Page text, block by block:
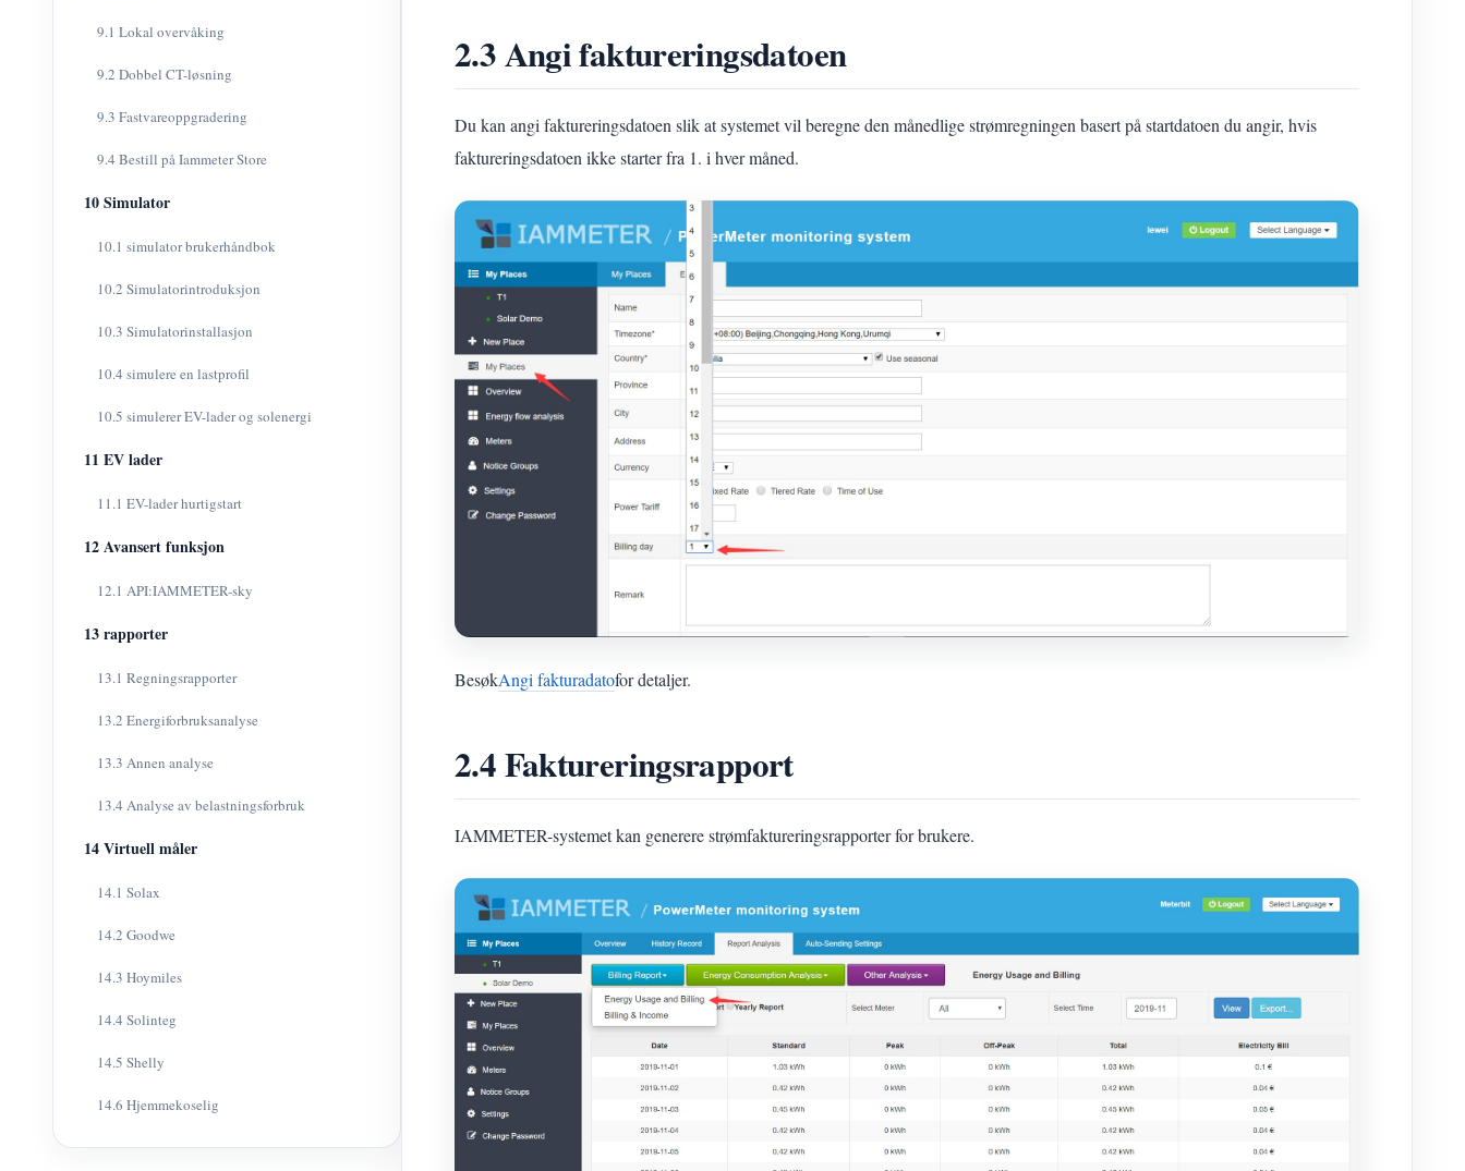
9.1 Lokal overvåking
9.2 Dobbel CT-løsning
9.3 Fastvareoppgradering
9.4 Bestill på Iammeter Store
10 Simulator
10.1 simulator brukerhåndbok
10.2 Simulatorintroduksjon
10.3 Simulatorinstallasjon
10.4 simulere en lastprofil
10.5 simulerer EV-lader og solenergi
11 EV lader
11.1 EV-lader hurtigstart
12 Avansert funksjon
12.1 API:IAMMETER-sky
13 rapporter
13.1 Regningsrapporter
13.2 Energiforbruksanalyse
13.3 Annen analyse
13.4 Analyse av belastningsforbruk
14 Virtuell måler
14.1 Solax
14.2 Goodwe
14.3 Hoymiles
14.4 Solinteg
14.5 Shelly
14.6 Hjemmekoselig
2.3 Angi faktureringsdatoen
Du kan angi faktureringsdatoen slik at systemet vil beregne den månedlige strømregningen basert på startdatoen du angir, hvis
faktureringsdatoen ikke starter fra 1. i hver måned.
BesøkAngi fakturadatofor detaljer.
2.4 Faktureringsrapport
IAMMETER-systemet kan generere strømfaktureringsrapporter for brukere.